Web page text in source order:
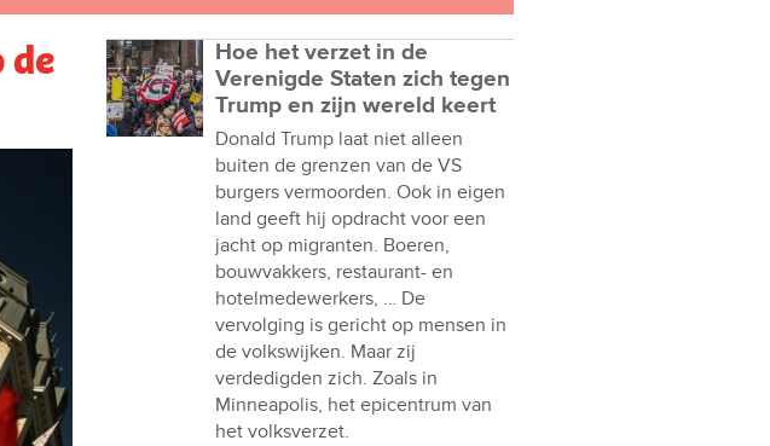
de
Hoe het verzet in de
Verenigde Staten zich tegen
Trump en zijn wereld keert
Donald Trump laat niet alleen
buiten de grenzen van de VS
burgers vermoorden. Ook in eigen
land geeft hij opdracht voor een
jacht op migranten. Boeren,
bouwvakkers, restaurant- en
hotelmedewerkers, … De
vervolging is gericht op mensen in
de volkswijken. Maar zij
verdedigden zich. Zoals in
Minneapolis, het epicentrum van
het volksverzet.